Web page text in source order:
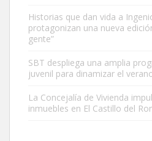
Este gato macho ha aparecido en la
es muy manso y extremadamente
Leales.org » Gran Canaria
Historias que dan vida a
protagonizan una nueva
gente”
SBT despliega una amplia
juvenil para dinamizar el
La Concejalía de Vivienda
inmuebles en El Castillo del